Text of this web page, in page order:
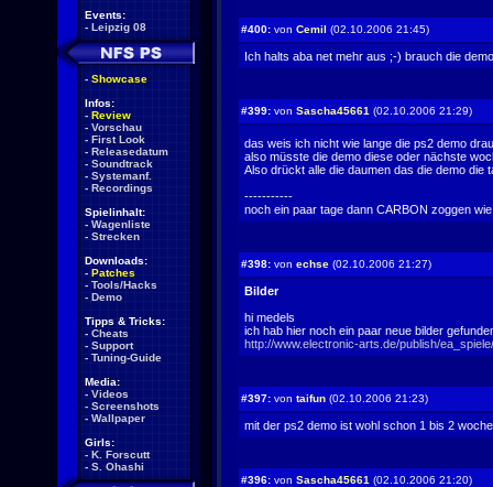
Events:
- Leipzig 08
- Showcase
Infos:
- Review
- Vorschau
- First Look
- Releasedatum
- Soundtrack
- Systemanf.
- Recordings
Spielinhalt:
- Wagenliste
- Strecken
Downloads:
- Patches
- Tools/Hacks
- Demo
Tipps & Tricks:
- Cheats
- Support
- Tuning-Guide
Media:
- Videos
- Screenshots
- Wallpaper
Girls:
- K. Forscutt
- S. Ohashi
#400: von Cemil (02.10.2006 21:45)
Ich halts aba net mehr aus ;-) brauch die
#399: von Sascha45661 (02.10.2006 21:29)
das weis ich nicht wie lange die ps2 demo
also müsste die demo diese oder nächste
Also drückt alle die daumen das die demo die
-----------
noch ein paar tage dann CARBON zoggen wie
#398: von echse (02.10.2006 21:27)
Bilder
hi medels
ich hab hier noch ein paar neue bilder
http://www.electronic-arts.de/publish/
#397: von taifun (02.10.2006 21:23)
mit der ps2 demo ist wohl schon 1 bis 2
#396: von Sascha45661 (02.10.2006 21:20)